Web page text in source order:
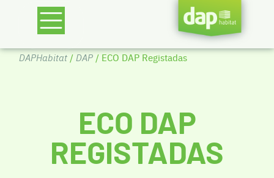
DAPHabitat/ DAP/ ECO DAP Registadas
ECO DAP
REGISTADAS